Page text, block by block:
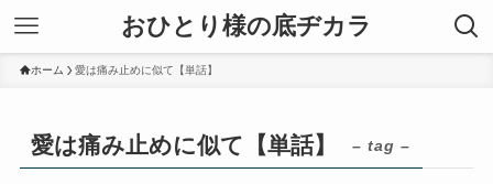
おひとり様の底ヂカラ
ホーム 愛は痛み止めに似て【単話】
愛は痛み止めに似て【単話】 – tag –